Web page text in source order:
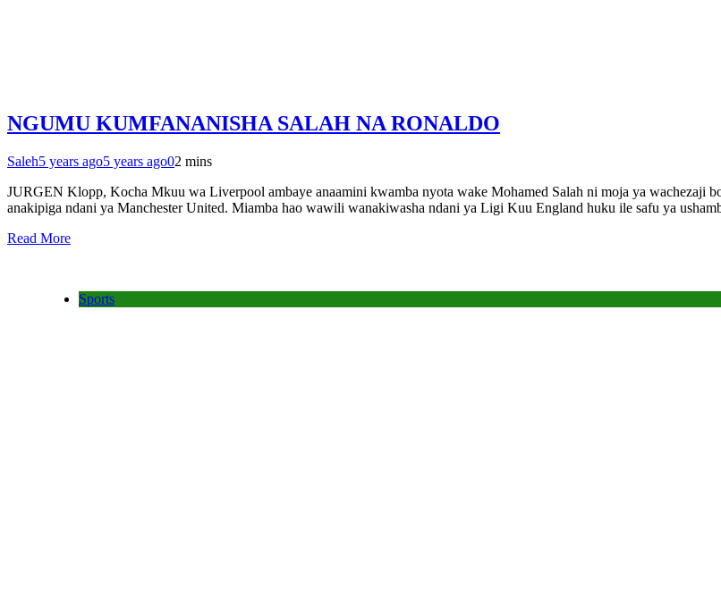
NGUMU KUMFANANISHA SALAH NA RONALDO
Saleh5 years ago5 years ago02 mins
JURGEN Klopp, Kocha Mkuu wa Liverpool ambaye anaamini kwamba nyota wake Mohamed Salah ni moja ya wachezaji
anakipiga ndani ya Manchester United. Miamba hao wawili wanakiwasha ndani ya Ligi Kuu England huku ile safu ya
Read More
Sports